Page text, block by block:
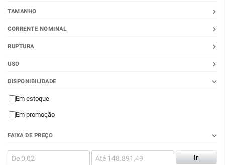
TAMANHO
CORRENTE NOMINAL
RUPTURA
USO
DISPONIBILIDADE
Em estoque
Em promoção
FAIXA DE PREÇO
Ir